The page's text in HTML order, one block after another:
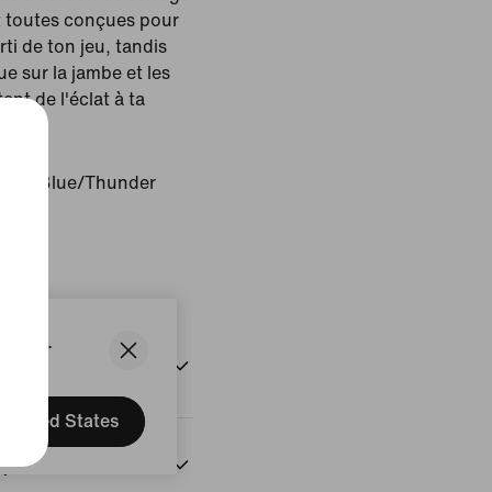
United States
toutes conçues pour
de ton jeu, tandis
sur la jambe et les
de l'éclat à ta
Blue/Thunder